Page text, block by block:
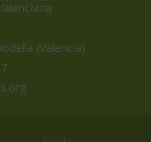
(Valencia)